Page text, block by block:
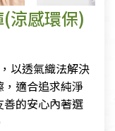
涼感環保)
以透氣織法解決
適合追求純淨
的安心內著選